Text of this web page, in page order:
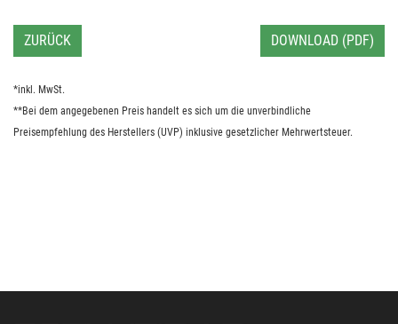
ZURÜCK DOWNLOAD (PDF)
*inkl. MwSt.
**Bei dem angegebenen Preis handelt es sich um die unverbindliche
Preisempfehlung des Herstellers (UVP) inklusive gesetzlicher Mehrwertsteuer.